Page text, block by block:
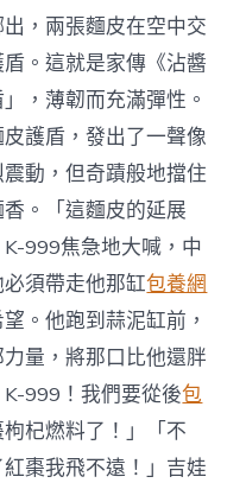
，兩張麵皮在空中交
。這就是家傳《沾醬
，薄韌而充滿彈性。
護盾，發出了一聲像
動，但奇蹟般地擋住
。「這麵皮的延展
999焦急地大喊，中
須帶走他那缸包養網
。他跑到蒜泥缸前，
量，將那口比他還胖
999！我們要從後包
杞燃料了！」「不
棗我飛不遠！」吉娃